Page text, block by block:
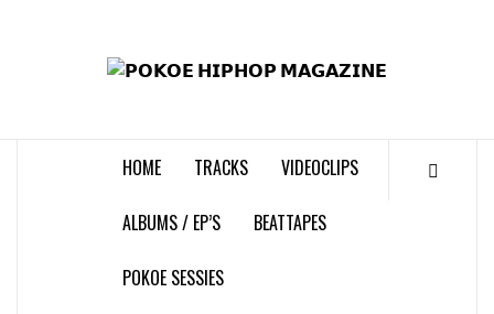
HOME TRACKS VIDEOCLIPS
ALBUMS / EP’S BEATTAPES
POKOE SESSIES